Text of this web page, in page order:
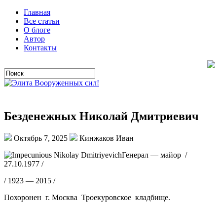
Главная
Все статьи
О блоге
Автор
Контакты
Безденежных Николай Дмитриевич
Октябрь 7, 2025
Кинжаков Иван
Генерал — майор /
27.10.1977 /
/ 1923 — 2015 /
Похоронен г. Москва Троекуровское кладбище.